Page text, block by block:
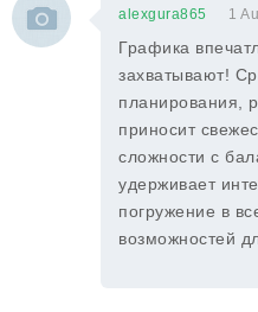
alexgura865 1
Графика
захватывают!
планирования,
приносит
сложности с
удерживает
погружение в
возможностей